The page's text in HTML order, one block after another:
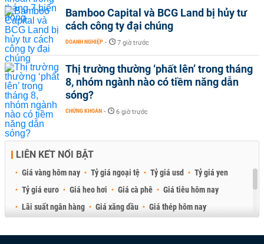
Bamboo Capital và BCG Land bị hủy tư
cách công ty đại chúng
DOANH NGHIỆP - 7 giờ trước
Thị trường thường ‘phất lên’ trong tháng
8, nhóm ngành nào có tiềm năng dẫn
sóng?
CHỨNG KHOÁN - 6 giờ trước
LIÊN KẾT NỔI BẬT
Giá vàng hôm nay Tỷ giá ngoại tệ Tỷ giá usd
Tỷ giá yen
Tỷ giá euro
Giá heo hơi Giá cà phê
Giá tiêu hôm nay
Lãi suất ngân hàng
Giá xăng dầu
Giá thép hôm nay